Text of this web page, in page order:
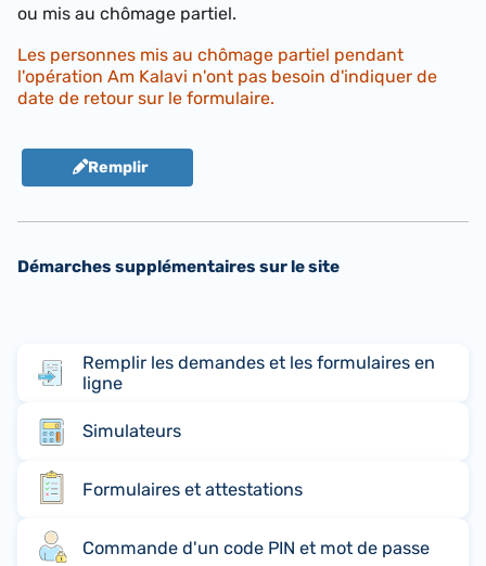
ou mis au chômage partiel.
Les personnes mis au chômage partiel pendant
l'opération Am Kalavi n'ont pas besoin d'indiquer de
date de retour sur le formulaire.
Remplir
Démarches supplémentaires sur le site
Remplir les demandes et les formulaires en
ligne
Simulateurs
Formulaires et attestations
Commande d'un code PIN et mot de passe